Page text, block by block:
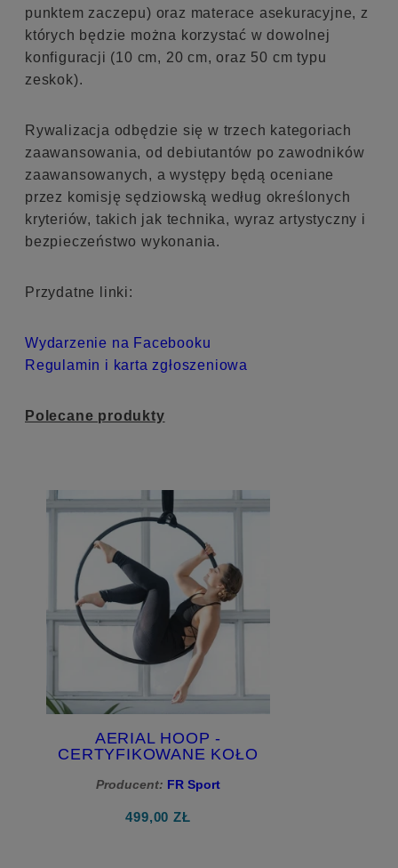
punktem zaczepu) oraz materace asekuracyjne, z
których będzie można korzystać w dowolnej
konfiguracji (10 cm, 20 cm, oraz 50 cm typu
zeskok).
Rywalizacja odbędzie się w trzech kategoriach
zaawansowania, od debiutantów po zawodników
zaawansowanych, a występy będą oceniane
przez komisję sędziowską według określonych
kryteriów, takich jak technika, wyraz artystyczny i
bezpieczeństwo wykonania.
Przydatne linki:
Wydarzenie na Facebooku
Regulamin i karta zgłoszeniowa
Polecane produkty
AERIAL HOOP -
CERTYFIKOWANE KOŁO
AKROBATYKI
UCHWYT
Producent: FR Sport
499,00 ZŁ